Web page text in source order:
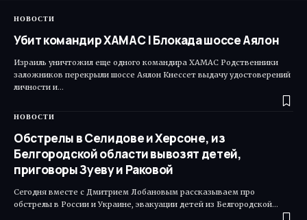
НОВОСТИ
Убит командир ХАМАС | Блокада шоссе Аялон
Израиль уничтожил еще одного командира ХАМАС Родственники
заложников перекрыли шоссе Аялон Кнессет выдачу удостоверений
личности и…
НОВОСТИ
Обстрелы в Селидове и Херсоне, из
Белгородской области вывозят детей,
приговоры Зуеву и Раковой
Сегодня вместе с Дмитрием Лобановым рассказываем про
обстрелы в России и Украине, эвакуации детей из Белгородской…